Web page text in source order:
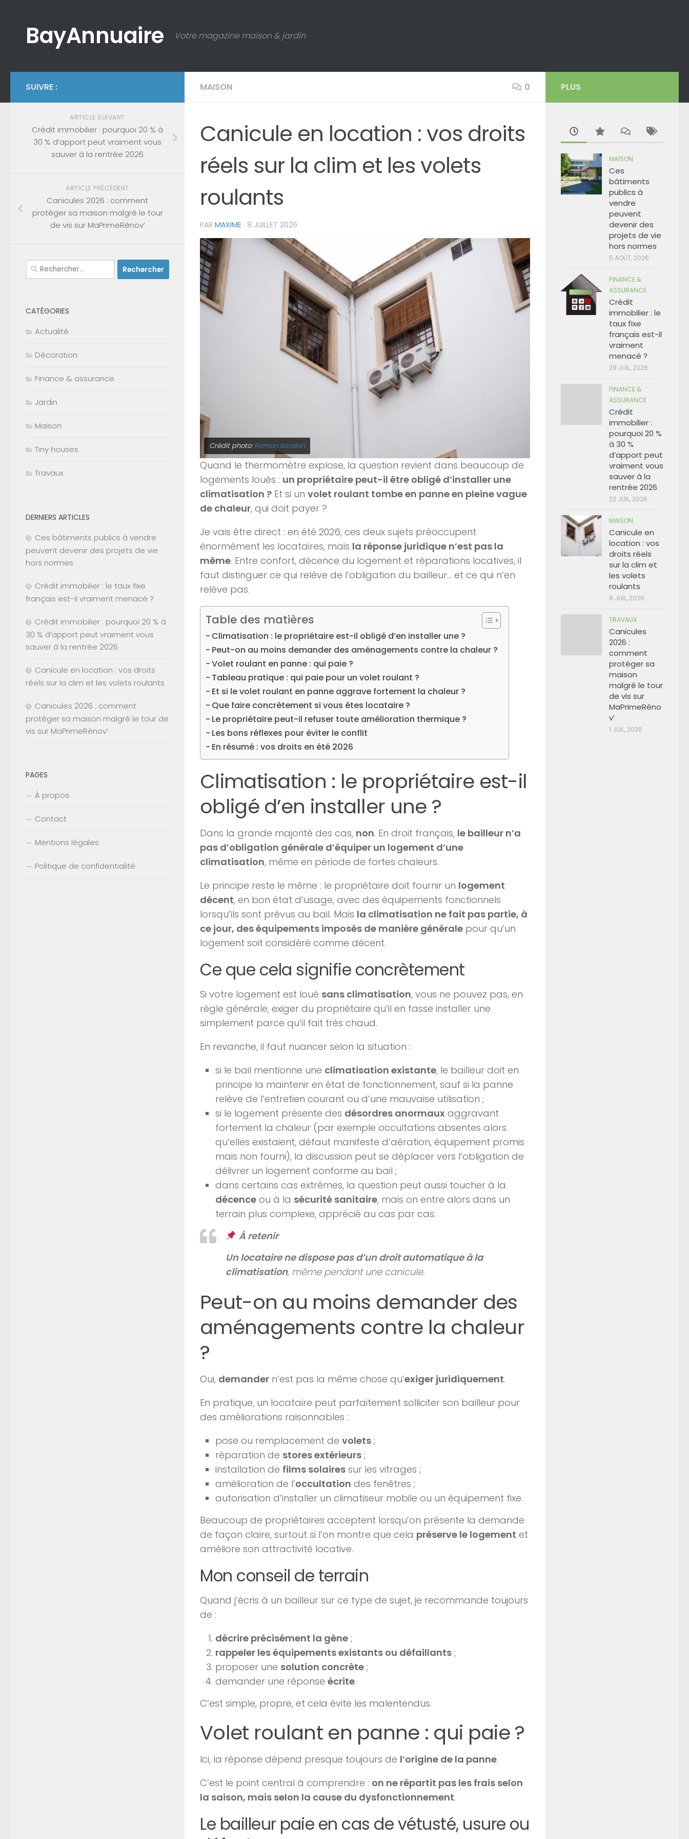
BayAnnuaire Votre magazine maison & jardin
MAISON 0
Canicule en location : vos droits
réels sur la clim et les volets
roulants
PAR MAXIME · 8 JUILLET 2026
Crédit photo:Ramon Karolan
Quand le thermomètre explose, la question revient dans beaucoup de
logements loués : un propriétaire peut-il être obligé d’installer une
climatisation ? Et si un volet roulant tombe en panne en pleine vague
de chaleur, qui doit payer ?
Je vais être direct : en été 2026, ces deux sujets préoccupent
énormément les locataires, mais la réponse juridique n’est pas la
même. Entre confort, décence du logement et réparations locatives, il
faut distinguer ce qui relève de l’obligation du bailleur… et ce qui n’en
relève pas.
Table des matières
Climatisation : le propriétaire est-il obligé d’en installer une ?
Peut-on au moins demander des aménagements contre la chaleur ?
Volet roulant en panne : qui paie ?
Tableau pratique : qui paie pour un volet roulant ?
Et si le volet roulant en panne aggrave fortement la chaleur ?
Que faire concrètement si vous êtes locataire ?
Le propriétaire peut-il refuser toute amélioration thermique ?
Les bons réflexes pour éviter le conflit
En résumé : vos droits en été 2026
Climatisation : le propriétaire est-il
obligé d’en installer une ?
Dans la grande majorité des cas, non. En droit français, le bailleur n’a
pas d’obligation générale d’équiper un logement d’une
climatisation, même en période de fortes chaleurs.
Le principe reste le même : le propriétaire doit fournir un logement
décent, en bon état d’usage, avec des équipements fonctionnels
lorsqu’ils sont prévus au bail. Mais la climatisation ne fait pas partie, à
ce jour, des équipements imposés de manière générale pour qu’un
logement soit considéré comme décent.
Ce que cela signifie concrètement
Si votre logement est loué sans climatisation, vous ne pouvez pas, en
règle générale, exiger du propriétaire qu’il en fasse installer une
simplement parce qu’il fait très chaud.
En revanche, il faut nuancer selon la situation :
si le bail mentionne une climatisation existante, le bailleur doit en
principe la maintenir en état de fonctionnement, sauf si la panne
relève de l’entretien courant ou d’une mauvaise utilisation ;
si le logement présente des désordres anormaux aggravant
fortement la chaleur (par exemple occultations absentes alors
qu’elles existaient, défaut manifeste d’aération, équipement promis
mais non fourni), la discussion peut se déplacer vers l’obligation de
délivrer un logement conforme au bail ;
dans certains cas extrêmes, la question peut aussi toucher à la
décence ou à la sécurité sanitaire, mais on entre alors dans un
terrain plus complexe, apprécié au cas par cas.
À retenir
Un locataire ne dispose pas d’un droit automatique à la
climatisation, même pendant une canicule.
Peut-on au moins demander des
aménagements contre la chaleur
?
Oui, demander n’est pas la même chose qu’exiger juridiquement.
En pratique, un locataire peut parfaitement solliciter son bailleur pour
des améliorations raisonnables :
pose ou remplacement de volets ;
réparation de stores extérieurs ;
installation de films solaires sur les vitrages ;
amélioration de l’occultation des fenêtres ;
autorisation d’installer un climatiseur mobile ou un équipement fixe.
Beaucoup de propriétaires acceptent lorsqu’on présente la demande
de façon claire, surtout si l’on montre que cela préserve le logement et
améliore son attractivité locative.
Mon conseil de terrain
Quand j’écris à un bailleur sur ce type de sujet, je recommande toujours
de :
décrire précisément la gêne ;
rappeler les équipements existants ou défaillants ;
proposer une solution concrète ;
demander une réponse écrite.
C’est simple, propre, et cela évite les malentendus.
Volet roulant en panne : qui paie ?
Ici, la réponse dépend presque toujours de l’origine de la panne.
C’est le point central à comprendre : on ne répartit pas les frais selon
la saison, mais selon la cause du dysfonctionnement.
Le bailleur paie en cas de vétusté, usure ou
SUIVRE :
ARTICLE SUIVANT
Crédit immobilier : pourquoi 20 % à
30 % d’apport peut vraiment vous
sauver à la rentrée 2026
ARTICLE PRÉCÉDENT
Canicules 2026 : comment
protéger sa maison malgré le tour
de vis sur MaPrimeRénov’
Rechercher :
CATÉGORIES
Actualité
Décoration
Finance & assurance
Jardin
Maison
Tiny houses
Travaux
DERNIERS ARTICLES
Ces bâtiments publics à vendre
peuvent devenir des projets de vie
hors normes
Crédit immobilier : le taux fixe
français est-il vraiment menacé ?
Crédit immobilier : pourquoi 20 % à
30 % d’apport peut vraiment vous
sauver à la rentrée 2026
Canicule en location : vos droits
réels sur la clim et les volets roulants
Canicules 2026 : comment
protéger sa maison malgré le tour de
vis sur MaPrimeRénov’
PAGES
À propos
Contact
Mentions légales
Politique de confidentialité
PLUS
MAISON
Ces
bâtiments
publics à
vendre
peuvent
devenir des
projets de vie
hors normes
5 AOÛT, 2026
FINANCE &
ASSURANCE
Crédit
immobilier : le
taux fixe
français est-il
vraiment
menacé ?
29 JUIL, 2026
FINANCE &
ASSURANCE
Crédit
immobilier :
pourquoi 20 %
à 30 %
d’apport peut
vraiment vous
sauver à la
rentrée 2026
22 JUIL, 2026
MAISON
Canicule en
location : vos
droits réels
sur la clim et
les volets
roulants
8 JUIL, 2026
TRAVAUX
Canicules
2026 :
comment
protéger sa
maison
malgré le tour
de vis sur
MaPrimeRéno
v’
1 JUIL, 2026